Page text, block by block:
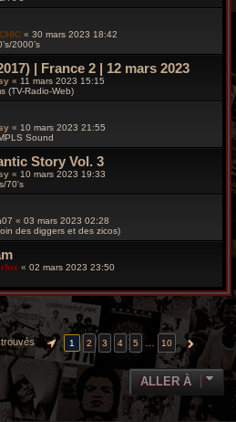
« 30 mars 2023 18:42
2000’s
| France 2 | 12 mars 2023
« 11 mars 2023 15:15
(TV-Radio-Web)
« 10 mars 2023 21:55
Sound
Story Vol. 3
« 10 mars 2023 19:33
70's
« 03 mars 2023 02:28
des diggers et des zicos)
« 02 mars 2023 23:50
trouvés PAGE SUR10
1 2 3 4 5 … 10 SUIVANTE
ALLER À